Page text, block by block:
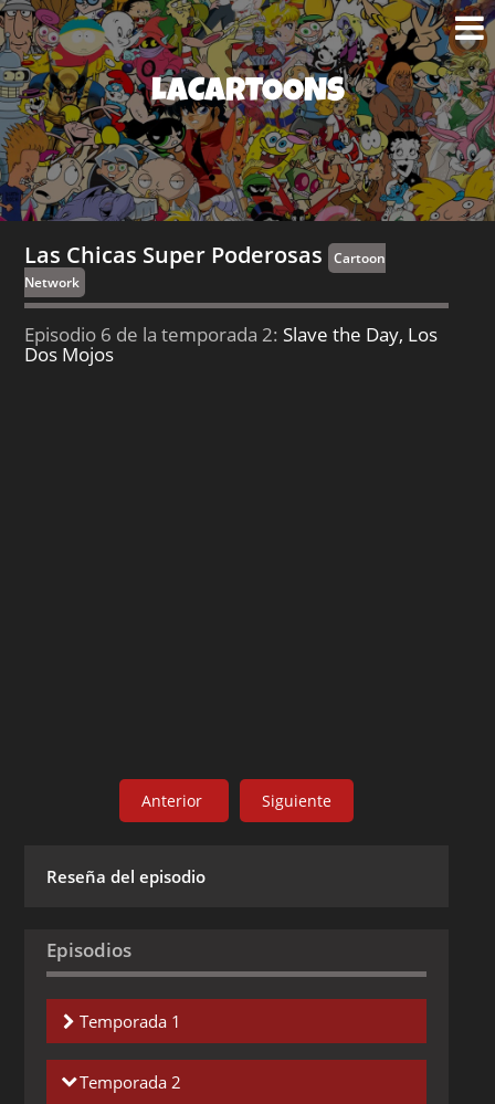
LACARTOONS
Las Chicas Super Poderosas Cartoon
Network
Episodio 6 de la temporada 2:Slave the Day, Los
Dos Mojos
Anterior Siguiente
Reseña del episodio
Episodios
Temporada 1
Capitulo 1-
Mommy Fearest
Temporada 2